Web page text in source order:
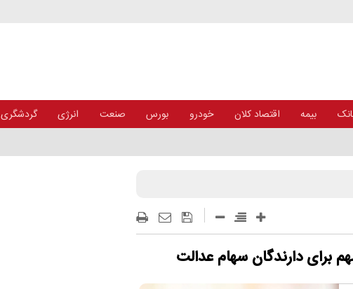
بیمه اقتصاد کلان خودرو بورس صنعت انرژی گردشگری
اهداف
برای دارندگان سهام عدالت